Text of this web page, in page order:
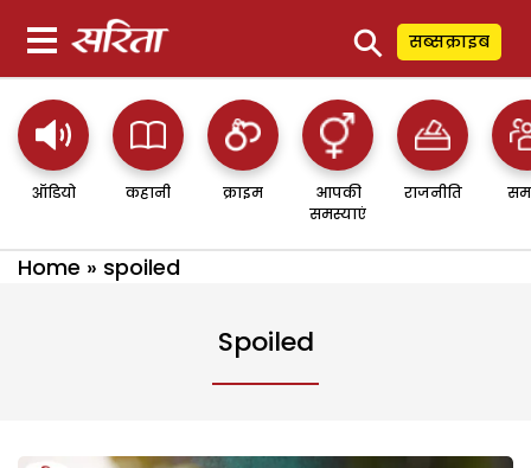
⚲ सब्सक्राइब
ऑडियो कहानी क्राइम
आपकी
समस्याएं
राजनीति
Home » spoiled
Spoiled